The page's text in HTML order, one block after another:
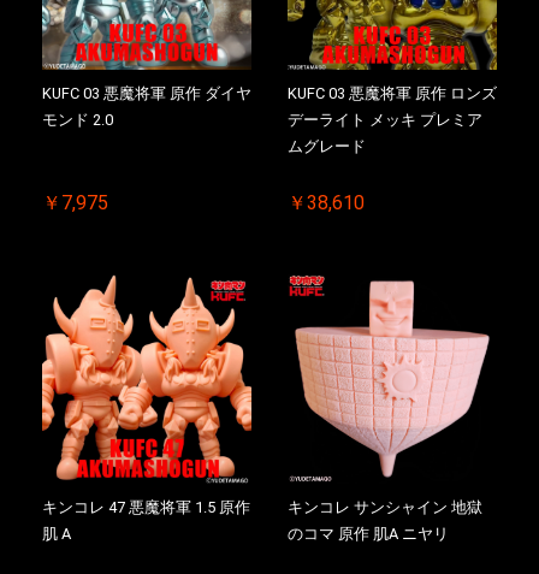
KUFC 03 悪魔将軍 原作 ダイヤ
モンド 2.0
￥7,975
KUFC 03 悪魔将軍 原作 ロンズ
デーライト メッキ プレミア
ムグレード
￥38,610
キンコレ 47 悪魔将軍 1.5 原作
肌 A
キンコレ サンシャイン 地獄
のコマ 原作 肌A ニヤリ